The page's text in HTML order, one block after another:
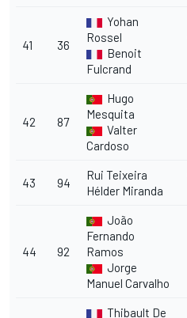
41 36
Yohan
Rossel
Benoit
Fulcrand
42 87
Hugo
Mesquita
Valter
Cardoso
43 94
Rui Teixeira
Hélder Miranda
44 92
João
Fernando
Ramos
Jorge
Manuel Carvalho
Thibault De